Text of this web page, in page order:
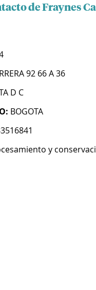
de Fraynes
92 66 A 36
D C
BOGOTA
y